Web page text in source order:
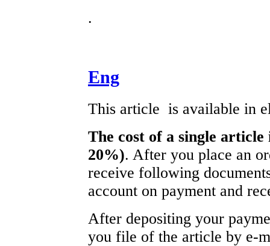
.
Eng
This article is available in
The cost of a single
20%). After you place an
receive following
account on payment and
After depositing your
you file of the article by e-